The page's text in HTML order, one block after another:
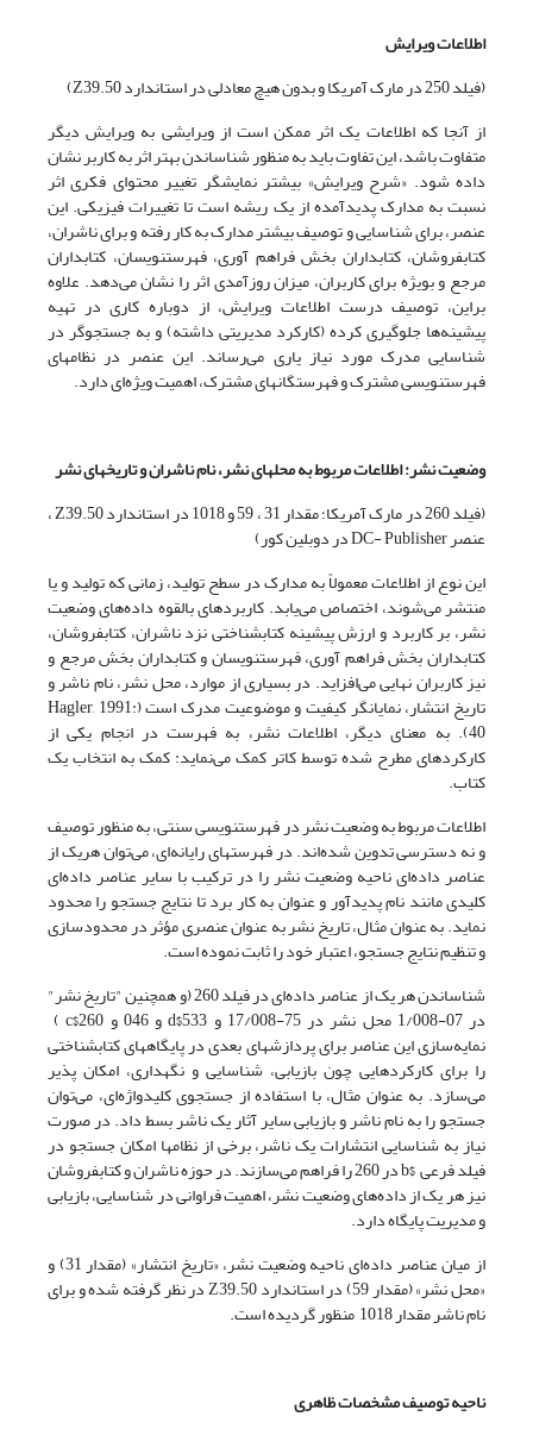
اطلاعات ویرایش
(فیلد 250 در مارک آمریکا و بدون هیچ معادلی در استاندارد Z39.50)
از آنجا که اطلاعات یک اثر ممکن است از ویرایشی به ویرایش دیگر
متفاوت باشد، این تفاوت باید به منظور شناساندن بهتر اثر به کاربر نشان
داده شود. «شرح ویرایش» بیشتر نمایشگر تغییر محتوای فکری اثر
نسبت به مدارک پدیدآمده از یک ریشه است تا تغییرات فیزیکی. این
عنصر، برای شناسایی و توصیف بیشتر مدارک به کار رفته و برای ناشران،
کتابفروشان، کتابداران بخش فراهم آوری، فهرستنویسان، کتابداران
مرجع و بویژه برای کاربران، میزان روزآمدی اثر را نشان می‌دهد. علاوه
براین، توصیف درست اطلاعات ویرایش، از دوباره کاری در تهیه
پیشینه‌ها جلوگیری کرده (کارکرد مدیریتی داشته) و به جستجوگر در
شناسایی مدرک مورد نیاز یاری می‌رساند. این عنصر در نظامهای
فهرستنویسی مشترک و فهرستگانهای مشترک، اهمیت ویژه‌ای دارد.
وضعیت نشر: اطلاعات مربوط به محلهای نشر، نام ناشران و تاریخهای نشر
(فیلد 260 در مارک آمریکا؛ مقدار 31 ، 59 و 1018 در استاندارد Z39.50 ،
عنصر DC- Publisher در دوبلین کور)
این نوع از اطلاعات معمولاً به مدارک در سطح تولید، زمانی که تولید و یا
منتشر می‌شوند، اختصاص می‌یابد. کاربردهای بالقوه داده‌های وضعیت
نشر، بر کاربرد و ارزش پیشینه کتابشناختی نزد ناشران، کتابفروشان،
کتابداران بخش فراهم آوری، فهرستنویسان و کتابداران بخش مرجع و
نیز کاربران نهایی می‌افزاید. در بسیاری از موارد، محل نشر، نام ناشر و
تاریخ انتشار، نمایانگر کیفیت و موضوعیت مدرک است (Hagler, 1991:
40). به معنای دیگر، اطلاعات نشر، به فهرست در انجام یکی از
کارکردهای مطرح شده توسط کاتر کمک می‌نماید: کمک به انتخاب یک
کتاب.
اطلاعات مربوط به وضعیت نشر در فهرستنویسی سنتی، به منظور توصیف
و نه دسترسی تدوین شده‌اند. در فهرستهای رایانه‌ای، می‌توان هریک از
عناصر داده‌ای ناحیه وضعیت نشر را در ترکیب با سایر عناصر داده‌ای
کلیدی مانند نام پدیدآور و عنوان به کار برد تا نتایج جستجو را محدود
نماید. به عنوان مثال، تاریخ نشر به عنوان عنصری مؤثر در محدودسازی
و تنظیم نتایج جستجو، اعتبار خود را ثابت نموده است.
شناساندن هر یک از عناصر داده‌ای در فیلد 260 (و همچنین "تاریخ نشر"
در 07-1/008 محل نشر در 75-17/008 و 533$d و 046 و 260$c )
نمایه‌سازی این عناصر برای پردازشهای بعدی در پایگاههای کتابشناختی
را برای کارکردهایی چون بازیابی، شناسایی و نگهداری، امکان پذیر
می‌سازد. به عنوان مثال، با استفاده از جستجوی کلیدواژه‌ای، می‌توان
جستجو را به نام ناشر و بازیابی سایر آثار یک ناشر بسط داد. در صورت
نیاز به شناسایی انتشارات یک ناشر، برخی از نظامها امکان جستجو در
فیلد فرعی $b در 260 را فراهم می‌سازند. در حوزه ناشران و کتابفروشان
نیز هر یک از داده‌های وضعیت نشر، اهمیت فراوانی در شناسایی، بازیابی
و مدیریت پایگاه دارد.
از میان عناصر داده‌ای ناحیه وضعیت نشر، «تاریخ انتشار» (مقدار 31) و
«محل نشر» (مقدار 59) در استاندارد Z39.50 در نظر گرفته شده و برای
نام ناشر مقدار 1018 منظور گردیده است.
ناحیه توصیف مشخصات ظاهری